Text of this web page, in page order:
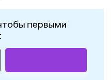
первыми